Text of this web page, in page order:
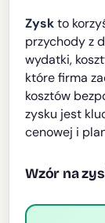
Zyskto
przychody z
wydatki,
które firma
kosztów
zysku jest
cenowej i
Wzór na